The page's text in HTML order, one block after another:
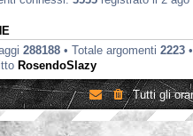
288188 • Totale argomenti 2223
RosendoSlazy
Tutti gli